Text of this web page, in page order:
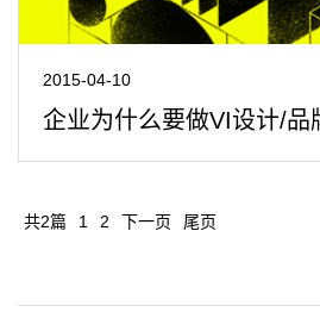
2015-04-10
企业为什么要做VI设计/品
共2篇 1 2 下一页 尾页